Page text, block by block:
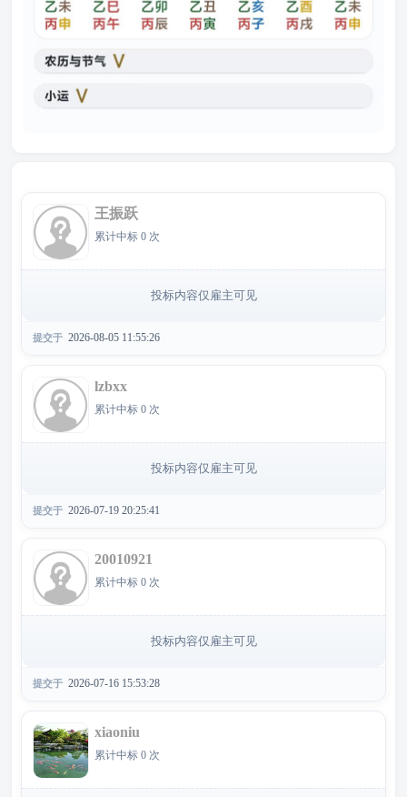
王振跃
累计中标 0 次
投标内容仅雇主可见
提交于 2026-08-05 11:55:26
lzbxx
累计中标 0 次
投标内容仅雇主可见
提交于 2026-07-19 20:25:41
20010921
累计中标 0 次
投标内容仅雇主可见
提交于 2026-07-16 15:53:28
xiaoniu
累计中标 0 次